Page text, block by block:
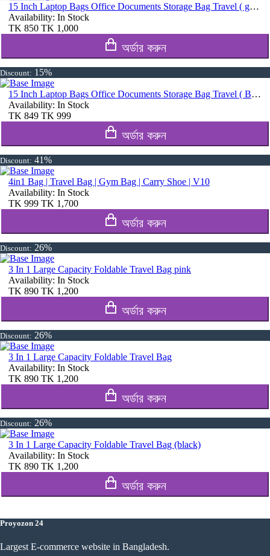
15 Inch Laptop Bags Office Documents Storage Bag Travel ( gray )
Availability: In Stock
TK 850 TK 1,000
অর্ডার করুন
Discount: 15%
15 Inch Laptop Bags Office Documents Storage Bag Travel ( Blue )
Availability: In Stock
TK 849 TK 999
অর্ডার করুন
Discount: 41%
4in1 Bag | Travel Bag | Gym Bag | Carry Shoe | V10
Availability: In Stock
TK 999 TK 1,700
অর্ডার করুন
Discount: 26%
3 In 1 Large Capacity Foldable Travel Bag pink
Availability: In Stock
TK 890 TK 1,200
অর্ডার করুন
Discount: 26%
3 In 1 Large Capacity Foldable Travel Bag
Availability: In Stock
TK 890 TK 1,200
অর্ডার করুন
Discount: 26%
3 In 1 Large Capacity Foldable Travel Bag (black)
Availability: In Stock
TK 890 TK 1,200
অর্ডার করুন
Proyozon 24
Largest E-commerce website in Bangladesh.